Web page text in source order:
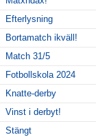
Efterlysning
Bortamatch ikväll!
Match 31/5
Fotbollskola 2024
Knatte-derby
Vinst i derbyt!
Stängt